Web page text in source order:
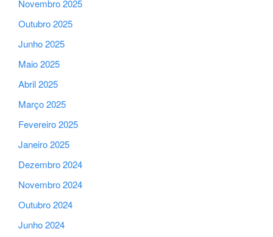
Novembro 2025
Outubro 2025
Junho 2025
Maio 2025
Abril 2025
Março 2025
Fevereiro 2025
Janeiro 2025
Dezembro 2024
Novembro 2024
Outubro 2024
Junho 2024